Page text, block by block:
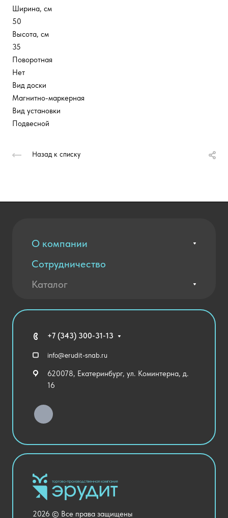
Ширина, см
50
Высота, см
35
Поворотная
Нет
Вид доски
Магнитно-маркерная
Вид установки
Подвесной
Назад к списку
О компании
Вакансии
Контакты
Благодарственные письма
Сотрудничество
Оплата и доставка
Каталог
Технические средства обучения
Спортивный зал
Уличное оборудование
Хозяйственные Товары
Столовая и пищеблок
Оснащение кабинетов
Медицинский кабинет
+7 (343) 300-31-13
info@erudit-snab.ru
620078, Екатеринбург, ул. Коминтерна, д.
16
2026 © Все права защищены